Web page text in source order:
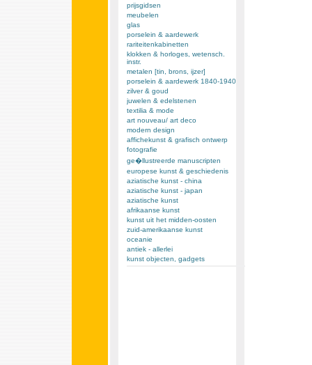
prijsgidsen
meubelen
glas
porselein & aardewerk
rariteitenkabinetten
klokken & horloges, wetensch.
instr.
metalen [tin, brons, ijzer]
porselein & aardewerk 1840-1940
zilver & goud
juwelen & edelstenen
textilia & mode
art nouveau/ art deco
modern design
affichekunst & grafisch ontwerp
fotografie
ge�llustreerde manuscripten
europese kunst & geschiedenis
aziatische kunst - china
aziatische kunst - japan
aziatische kunst
afrikaanse kunst
kunst uit het midden-oosten
zuid-amerikaanse kunst
oceanie
antiek - allerlei
kunst objecten, gadgets